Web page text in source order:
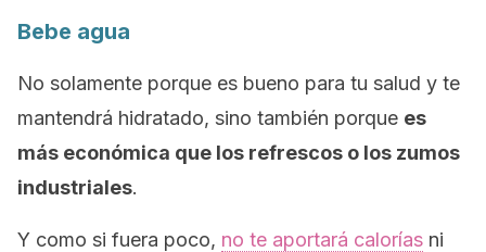
Bebe agua
No solamente porque es bueno para tu salud y te
mantendrá hidratado, sino también porque es
más económica que los refrescos o los zumos
industriales.
Y como si fuera poco, no te aportará calorías ni